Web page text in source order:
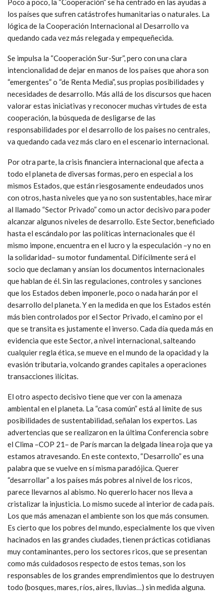
los países que sufren catástrofes humanitarias o naturales. La
lógica de la Cooperación Internacional al Desarrollo va
quedando cada vez más relegada y empequeñecida.
Se impulsa la “Cooperación Sur-Sur”, pero con una clara
intencionalidad de dejar en manos de los países que ahora son
“emergentes” o “de Renta Media”, sus propias posibilidades y
necesidades de desarrollo. Más allá de los discursos que hacen
valorar estas iniciativas y reconocer muchas virtudes de esta
cooperación, la búsqueda de desligarse de las
responsabilidades por el desarrollo de los países no centrales,
va quedando cada vez más claro en el escenario internacional.
Por otra parte, la crisis financiera internacional que afecta a
todo el planeta de diversas formas, pero en especial a los
mismos Estados, que están riesgosamente endeudados unos
con otros, hasta niveles que ya no son sustentables, hace mirar
al llamado “Sector Privado” como un actor decisivo para poder
alcanzar algunos niveles de desarrollo. Este Sector, beneficiado
hasta el escándalo por las políticas internacionales que él
mismo impone, encuentra en el lucro y la especulación –y no en
la solidaridad– su motor fundamental. Difícilmente será el
socio que declaman y ansían los documentos internacionales
que hablan de él. Sin las regulaciones, controles y sanciones
que los Estados deben imponerle, poco o nada harán por el
desarrollo del planeta. Y en la medida en que los Estados estén
más bien controlados por el Sector Privado, el camino por el
que se transita es justamente el inverso. Cada día queda más en
evidencia que este Sector, a nivel internacional, salteando
cualquier regla ética, se mueve en el mundo de la opacidad y la
evasión tributaria, volcando grandes capitales a operaciones
transacciones ilícitas.
El otro aspecto decisivo tiene que ver con la amenaza
ambiental en el planeta. La “casa común” está al límite de sus
posibilidades de sustentabilidad, señalan los expertos. Las
advertencias que se realizaron en la última Conferencia sobre
el Clima –COP 21– de París marcan la delgada línea roja que ya
estamos atravesando. En este contexto, “Desarrollo” es una
palabra que se vuelve en sí misma paradójica. Querer
“desarrollar” a los países más pobres al nivel de los ricos,
parece llevarnos al abismo. No quererlo hacer nos lleva a
cristalizar la injusticia. Lo mismo sucede al interior de cada país.
Los que más amenazan el ambiente son los que más consumen.
Es cierto que los pobres del mundo, especialmente los que viven
hacinados en las grandes ciudades, tienen prácticas cotidianas
muy contaminantes, pero los sectores ricos, que se presentan
como más cuidadosos respecto de estos temas, son los
responsables de los grandes emprendimientos que lo destruyen
todo (bosques, mares, ríos, aires, lluvias…) sin medida alguna.